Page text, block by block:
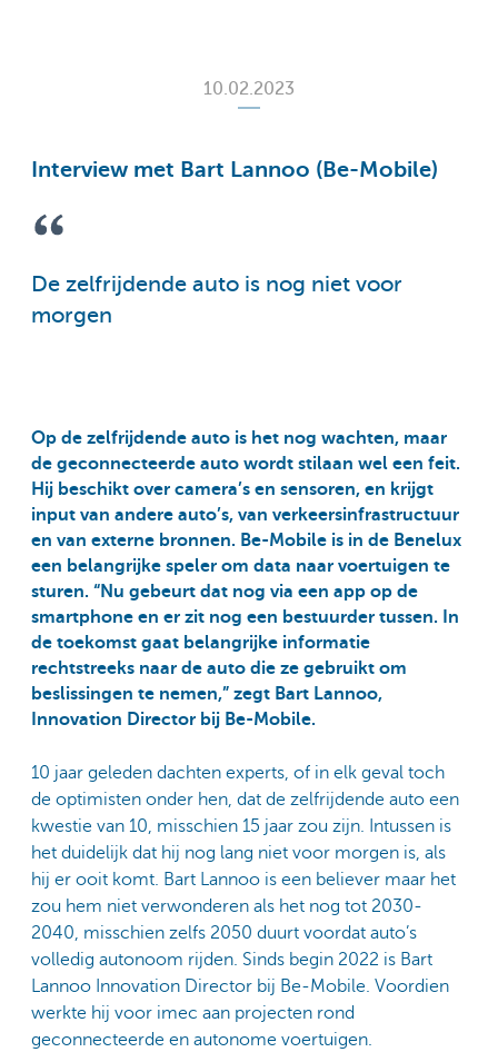
10.02.2023
Interview met Bart Lannoo (Be-Mobile)
De zelfrijdende auto is nog niet voor
morgen
Op de zelfrijdende auto is het nog wachten, maar
de geconnecteerde auto wordt stilaan wel een feit.
Hij beschikt over camera’s en sensoren, en krijgt
input van andere auto’s, van verkeersinfrastructuur
en van externe bronnen. Be-Mobile is in de Benelux
een belangrijke speler om data naar voertuigen te
sturen. “Nu gebeurt dat nog via een app op de
smartphone en er zit nog een bestuurder tussen. In
de toekomst gaat belangrijke informatie
rechtstreeks naar de auto die ze gebruikt om
beslissingen te nemen,” zegt Bart Lannoo,
Innovation Director bij Be-Mobile.
10 jaar geleden dachten experts, of in elk geval toch
de optimisten onder hen, dat de zelfrijdende auto een
kwestie van 10, misschien 15 jaar zou zijn. Intussen is
het duidelijk dat hij nog lang niet voor morgen is, als
hij er ooit komt. Bart Lannoo is een believer maar het
zou hem niet verwonderen als het nog tot 2030-
2040, misschien zelfs 2050 duurt voordat auto’s
volledig autonoom rijden. Sinds begin 2022 is Bart
Lannoo Innovation Director bij Be-Mobile. Voordien
werkte hij voor imec aan projecten rond
geconnecteerde en autonome voertuigen.